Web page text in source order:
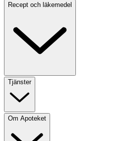
Recept och läkemedel
Tjänster
Om Apoteket